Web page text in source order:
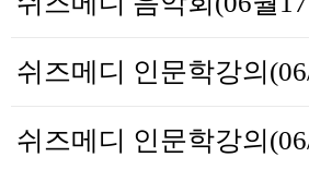
쉬즈메디 인문학강의
쉬즈메디 인문학강의